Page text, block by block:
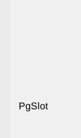
PgSlot